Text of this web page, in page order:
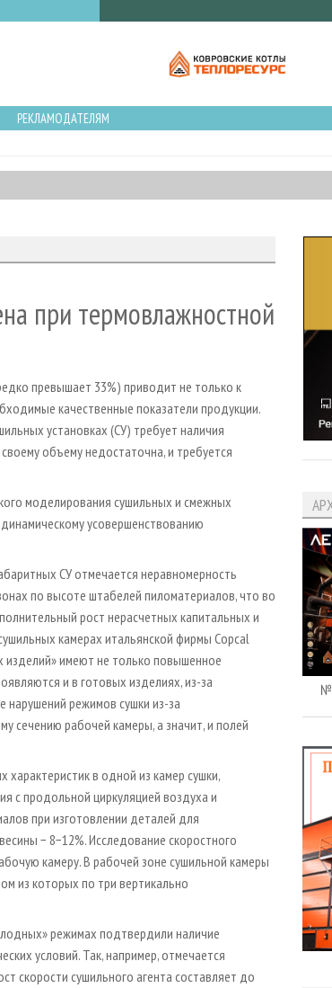
РЕКЛАМОДАТЕЛЯМ
при термовлажностной
превышает 33%) приводит не только к
качественные показатели продукции.
установках (СУ) требует наличия
объему недостаточна, и требуется
моделирования сушильных и смежных
усовершенствованию
СУ отмечается неравномерность
по высоте штабелей пиломатериалов, что во
рост нерасчетных капитальных и
камерах итальянской фирмы Copcal
имеют не только повышенное
и в готовых изделиях, из-за
режимов сушки из-за
сечению рабочей камеры, а значит, и полей
в одной из камер сушки,
с продольной циркуляцией воздуха и
при изготовлении деталей для
− 8−12%. Исследование скоростного
камеру. В рабочей зоне сушильной камеры
из которых по три вертикально
режимах подтвердили наличие
условий. Так, например, отмечается
скорости сушильного агента составляет до